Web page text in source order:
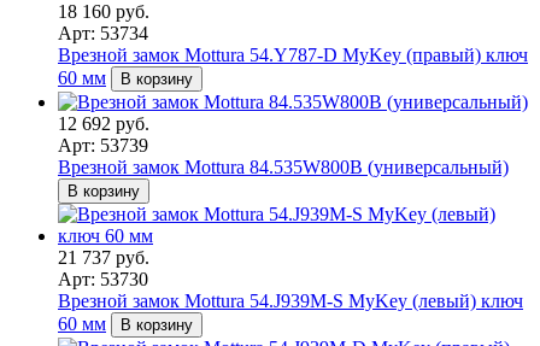
18 160 руб.
Арт: 53734
Врезной замок Mottura 54.Y787-D MyKey (правый) ключ
60 мм
В корзину
12 692 руб.
Арт: 53739
Врезной замок Mottura 84.535W800B (универсальный)
В корзину
21 737 руб.
Арт: 53730
Врезной замок Mottura 54.J939M-S MyKey (левый) ключ
60 мм
В корзину